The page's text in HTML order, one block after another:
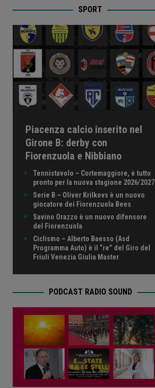
SPORT
Piacenza calcio inserito nel
Girone B: derby con
Fiorenzuola e Nibbiano
Tennistavolo – Cortemaggiore, è tutto
pronto per la nuova stagione 2026/2027
Serie B – Oliver Krilkovs è un nuovo
giocatore dei Fiorenzuola Bees
Savino Orazzo è un nuovo difensore
del Fiorenzuola
Ciclismo – Alberto Baesso (Asd
Programma Auto) è il “re” del Giro del
Friuli Venezia Giulia Master
PODCAST RADIO SOUND